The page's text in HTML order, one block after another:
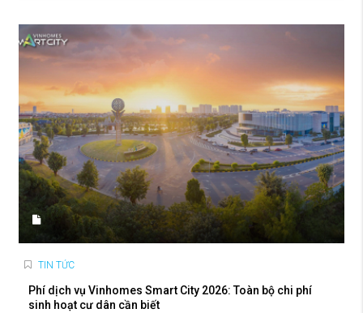
TIN TỨC
Phí dịch vụ Vinhomes Smart City 2026: Toàn bộ chi phí
sinh hoạt cư dân cần biết